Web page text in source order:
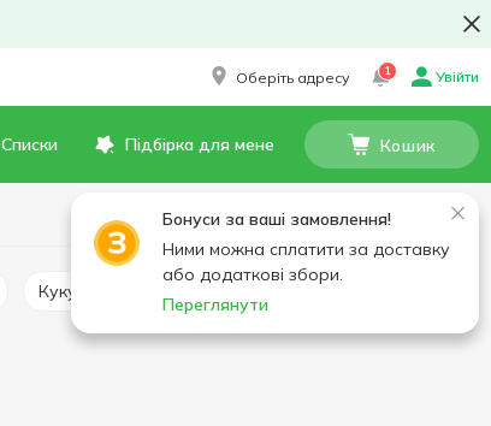
Оберіть адресу 1 Увійти
Списки Підбірка для мене Кошик
Бонуси за ваші замовлення!
Ними можна сплатити за доставку
або додаткові збори.
Переглянути
Кукурудзяна крупа, сорго Перлова крупа